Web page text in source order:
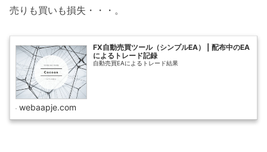
売りも買いも損失・・・。
FX自動売買ツール（シンプルEA） | 配布中のEA
によるトレード記録
自動売買EAによるトレード結果
webaapje.com